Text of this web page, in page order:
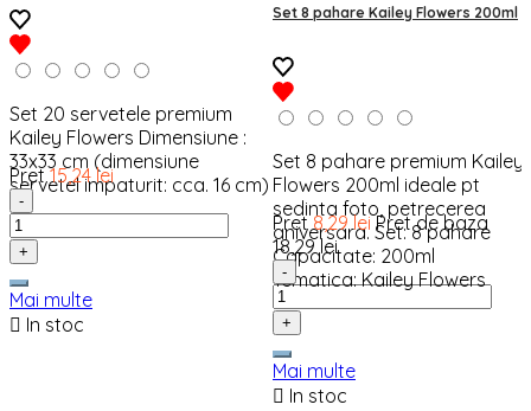
Set 20 servetele premium
Kailey Flowers Dimensiune :
33x33 cm (dimensiune
servetel impaturit: cca. 16 cm)
Pret 15,24 lei
-
+
Mai multe
 In stoc
Set 8 pahare Kailey Flowers 200ml
Set 8 pahare premium Kailey
Flowers 200ml ideale pt
sedinta foto, petrecerea
aniversara. Set: 8 pahare
Capacitate: 200ml
Tematica: Kailey Flowers
Pret 8,29 lei Pret de baza
18,29 lei
-
+
Mai multe
 In stoc